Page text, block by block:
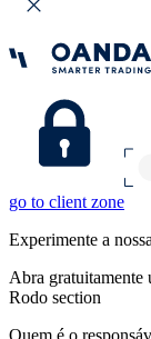
go to client zone
Experimente a
Abra gratuitamente
Rodo section
Quem é o